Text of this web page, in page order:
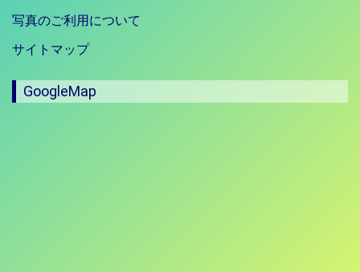
写真のご利用について
サイトマップ
GoogleMap